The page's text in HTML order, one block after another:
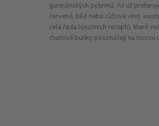
gurmánských pokrmů. Ať už
červené, bílé nebo růžové víno,
celá řada luxusních receptů, které
chuťové buňky povznášejí na novou